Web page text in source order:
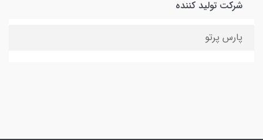
شرکت تولید کننده
پارس پرتو